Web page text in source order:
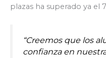
plazas ha superado ya el
“Creemos que los
confianza en